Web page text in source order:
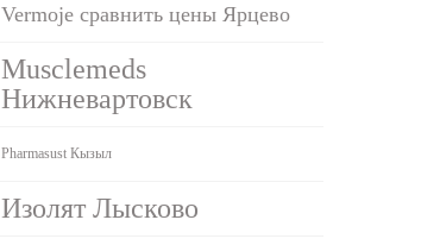
Vermoje сравнить цены Ярцево
Musclemeds
Нижневартовск
Pharmasust Кызыл
Изолят Лысково